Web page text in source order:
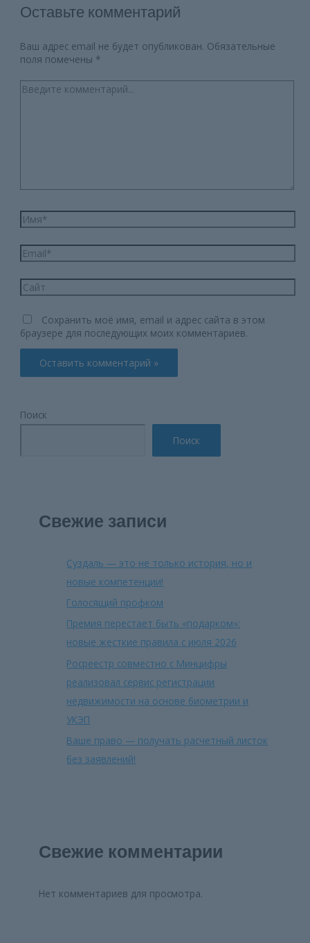
Оставьте комментарий
Ваш адрес email не будет опубликован. Обязательные
поля помечены *
Введите
комментарий...
Имя*
Email*
Сайт
Сохранить моё имя, email и адрес сайта в этом
браузере для последующих моих комментариев.
Поиск
Поиск
Свежие записи
Суздаль — это не только история, но и
новые компетенции!
Голосящий профком
Премия перестает быть «подарком»:
новые жесткие правила с июля 2026
Росреестр совместно с Минцифры
реализовал сервис регистрации
недвижимости на основе биометрии и
УКЭП
Ваше право — получать расчетный листок
без заявлений!
Свежие комментарии
Нет комментариев для просмотра.